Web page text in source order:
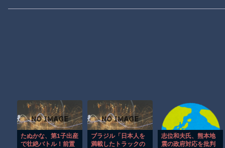
たぬかな、第1子出産
で壮絶バトル！前置
ブラジル「日本人を
満載したトラックの
志位和夫氏、熊本地
震の政府対応を批判